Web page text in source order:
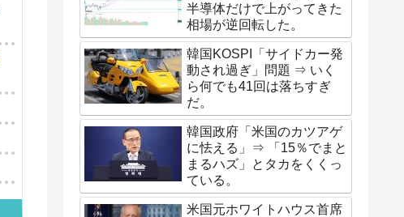
半導体だけで上がってきた
相場が逆回転した。
韓国KOSPI「サイドカー発
動され過ぎ」問題 ⇒ いく
ら何でも41回は落ちすぎ
だ。
韓国政府「米国のカツアゲ
に怯える」⇒ 「15％でまと
まるハズ」とタカをくくっ
ている。
米国元ホワイトハウス首席